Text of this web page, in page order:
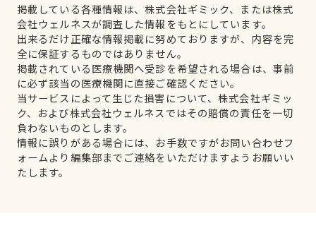
掲載している各種情報は、株式会社ギミック、または株式
会社ウェルネスが調査した情報をもとにしています。
出来るだけ正確な情報掲載に努めておりますが、内容を完
全に保証するものではありません。
掲載されている医療機関へ受診を希望される場合は、事前
に必ず該当の医療機関に直接ご確認ください。
当サービスによって生じた損害について、株式会社ギミッ
ク、および株式会社ウェルネスではその賠償の責任を一切
負わないものとします。
情報に誤りがある場合には、お手数ですがお問い合わせフ
ォームより編集部までご連絡をいただけますようお願いい
たします。